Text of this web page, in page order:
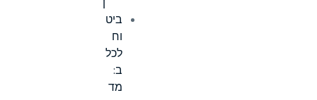
ביט
וח
לכל
ב:
מד